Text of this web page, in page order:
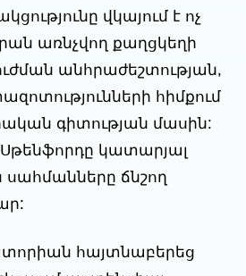
վկայում է ոչ
առնչվող քաղցկեղի
անհրաժեշտության,
հիմքում
գիտության մասին:
կատարյալ
սահմանները ճնշող
հայտնաբերեց